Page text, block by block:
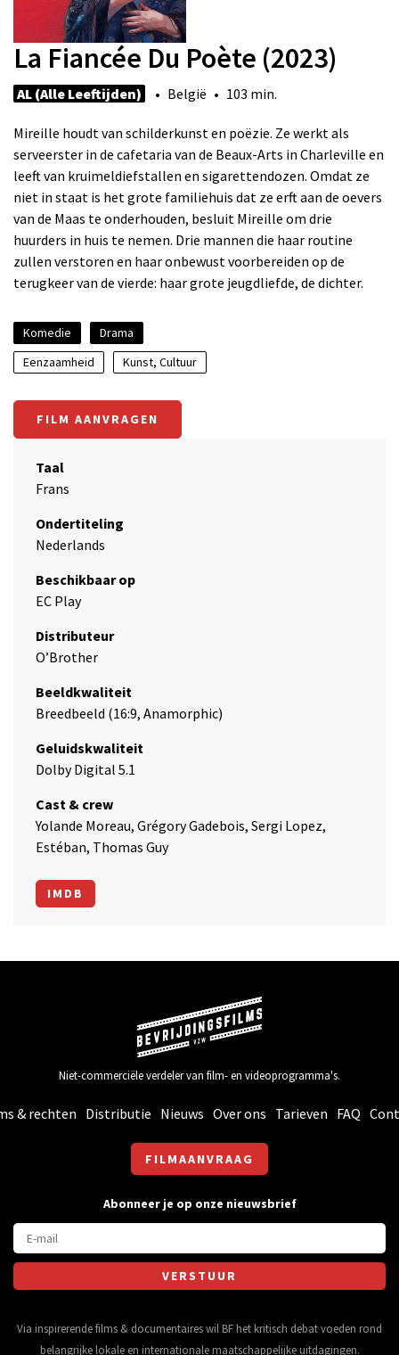
La Fiancée Du Poète (2023)
AL (Alle Leeftijden) • België • 103 min.
Mireille houdt van schilderkunst en poëzie. Ze werkt als
serveerster in de cafetaria van de Beaux-Arts in Charleville en
leeft van kruimeldiefstallen en sigarettendozen. Omdat ze
niet in staat is het grote familiehuis dat ze erft aan de oevers
van de Maas te onderhouden, besluit Mireille om drie
huurders in huis te nemen. Drie mannen die haar routine
zullen verstoren en haar onbewust voorbereiden op de
terugkeer van de vierde: haar grote jeugdliefde, de dichter.
Komedie
Drama
Eenzaamheid
Kunst, Cultuur
FILM AANVRAGEN
Taal
Frans
Ondertiteling
Nederlands
Beschikbaar op
EC Play
Distributeur
O’Brother
Beeldkwaliteit
Breedbeeld (16:9, Anamorphic)
Geluidskwaliteit
Dolby Digital 5.1
Cast & crew
Yolande Moreau, Grégory Gadebois, Sergi Lopez,
Estéban, Thomas Guy
IMDB
Niet-commerciële verdeler van film- en videoprogramma's.
& rechten Distributie Nieuws Over ons Tarieven FAQ
FILMAANVRAAG
Abonneer je op onze nieuwsbrief
Via inspirerende films & documentaires wil BF het kritisch debat voeden rond
belangrijke lokale en internationale maatschappelijke uitdagingen.